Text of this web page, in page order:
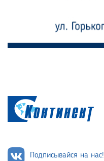
Подписывайся на нас!